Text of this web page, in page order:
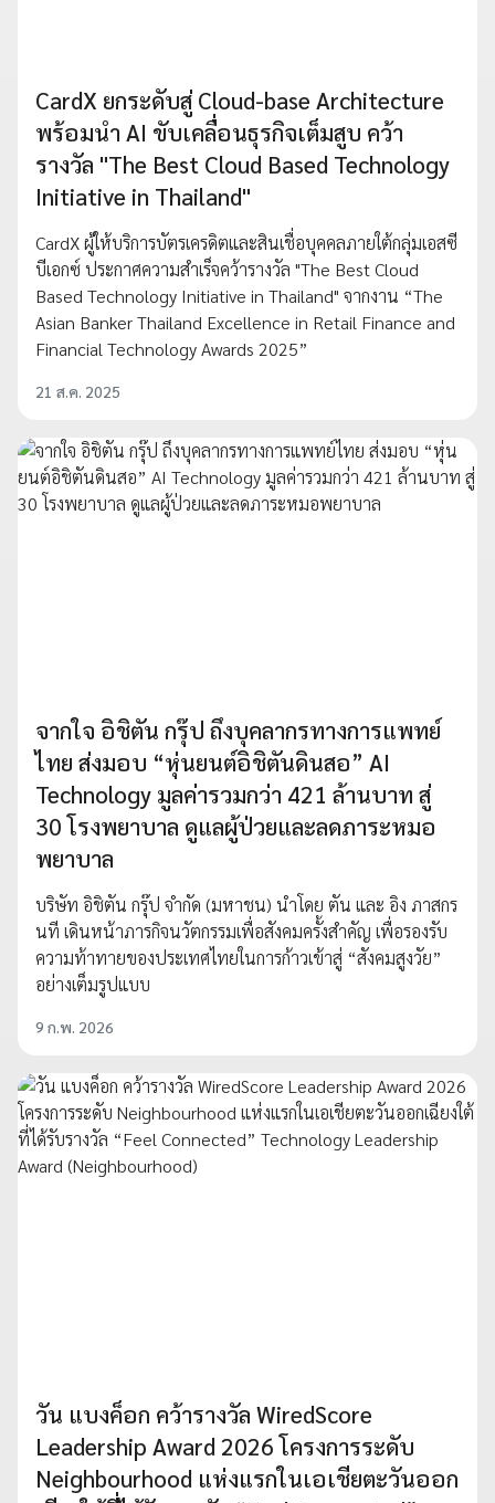
CardX ยกระดับสู่ Cloud-base Architecture
พร้อมนำ AI ขับเคลื่อนธุรกิจเต็มสูบ คว้า
รางวัล "The Best Cloud Based Technology
Initiative in Thailand"
CardX ผู้ให้บริการบัตรเครดิตและสินเชื่อบุคคลภายใต้กลุ่มเอสซี
บีเอกซ์ ประกาศความสำเร็จคว้ารางวัล "The Best Cloud
Based Technology Initiative in Thailand" จากงาน “The
Asian Banker Thailand Excellence in Retail Finance and
Financial Technology Awards 2025”
21 ส.ค. 2025
จากใจ อิชิตัน กรุ๊ป ถึงบุคลากรทางการแพทย์
ไทย ส่งมอบ “หุ่นยนต์อิชิตันดินสอ” AI
Technology มูลค่ารวมกว่า 421 ล้านบาท สู่
30 โรงพยาบาล ดูแลผู้ป่วยและลดภาระหมอ
พยาบาล
บริษัท อิชิตัน กรุ๊ป จำกัด (มหาชน) นำโดย ตัน และ อิง ภาสกร
นที เดินหน้าภารกิจนวัตกรรมเพื่อสังคมครั้งสำคัญ เพื่อรองรับ
ความท้าทายของประเทศไทยในการก้าวเข้าสู่ “สังคมสูงวัย”
อย่างเต็มรูปแบบ
9 ก.พ. 2026
วัน แบงค็อก คว้ารางวัล WiredScore
Leadership Award 2026 โครงการระดับ
Neighbourhood แห่งแรกในเอเชียตะวันออก